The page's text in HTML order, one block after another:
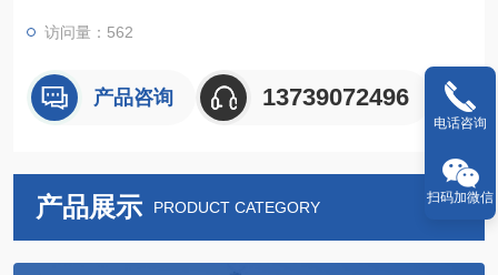
访问量：562
产品咨询 13739072496
产品展示 PRODUCT CATEGORY
电话咨询
扫码加微信